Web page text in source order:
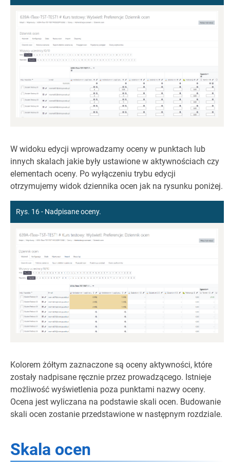
W widoku edycji wprowadzamy oceny w punktach lub
innych skalach jakie były ustawione w aktywnościach czy
elementach oceny. Po wyłączeniu trybu edycji
otrzymujemy widok dziennika ocen jak na rysunku poniżej.
Rys. 16 - Nadpisane oceny.
Kolorem żółtym zaznaczone są oceny aktywności, które
zostały nadpisane ręcznie przez prowadzącego. Istnieje
możliwość wyświetlenia poza punktami nazwy oceny.
Ocena jest wyliczana na podstawie skali ocen. Budowanie
skali ocen zostanie przedstawione w następnym rozdziale.
Skala ocen